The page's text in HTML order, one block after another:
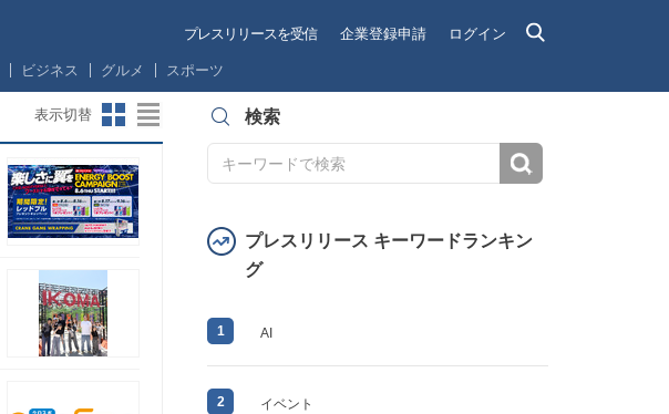
プレスリリースを受信 企業登録申請 ログイン
ビジネス グルメ スポーツ
表示切替 検索
プレスリリース キーワードランキン
グ
1 AI
2 イベント